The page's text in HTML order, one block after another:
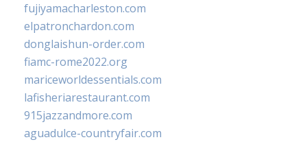
fujiyamacharleston.com
elpatronchardon.com
donglaishun-order.com
fiamc-rome2022.org
mariceworldessentials.com
lafisheriarestaurant.com
915jazzandmore.com
aguadulce-countryfair.com